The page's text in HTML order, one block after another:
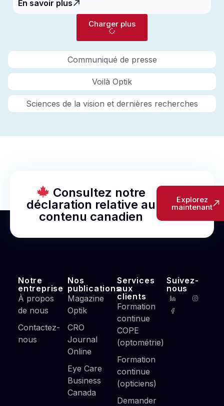
Communiqué de presse
Voilà Optik
Sciences de la vision et dernières recherches
En savoir plus
Charger plus
Consultez notre
déclaration relative au
contenu canadien
Explorez
maintenant
Notre
entreprise
À propos
de nous
Contactez-
nous
Nos
publications
Magazine
Optik
CRO
Journal
Online
Eye Care
Business
Canada
Services
aux
clients
Formation
continue
COPE
(optométrie)
Formation
continue
(opticiens)
Demander
Suivez-
nous